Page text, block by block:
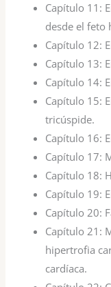
Capítulo 11:
desde el feto
Capítulo 12:
Capítulo 13:
Capítulo 14:
Capítulo 15:
tricúspide.
Capítulo 16:
Capítulo 17:
Capítulo 18:
Capítulo 19:
Capítulo 20:
Capítulo 21:
hipertrofia
cardíaca.